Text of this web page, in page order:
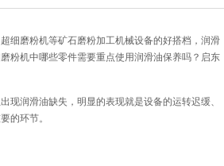
细磨粉机等矿石磨粉加工机械设备的好搭档，润滑
粉机中哪些零件需要重点使用润滑油保养吗？启东
现润滑油缺失，明显的表现就是设备的运转迟缓、
的环节。